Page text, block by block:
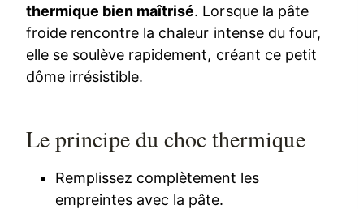
thermique bien maîtrisé. Lorsque la pâte
froide rencontre la chaleur intense du four,
elle se soulève rapidement, créant ce petit
dôme irrésistible.
Le principe du choc thermique
Remplissez complètement les
empreintes avec la pâte.